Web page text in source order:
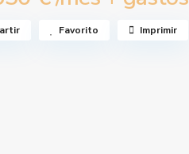
Favorito Imprimir